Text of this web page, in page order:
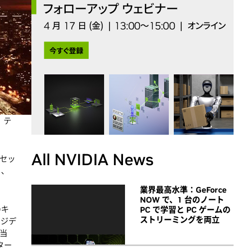
ア
し
テ
ッ
デ
ー
All NVIDIA News
業界最高水準：GeForce
NOW で、1 台のノート
PC で学習と PC ゲームの
ストリーミングを両立